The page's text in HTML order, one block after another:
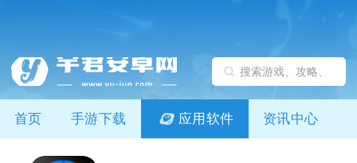
首页 手游下载 应用软件 资讯中心